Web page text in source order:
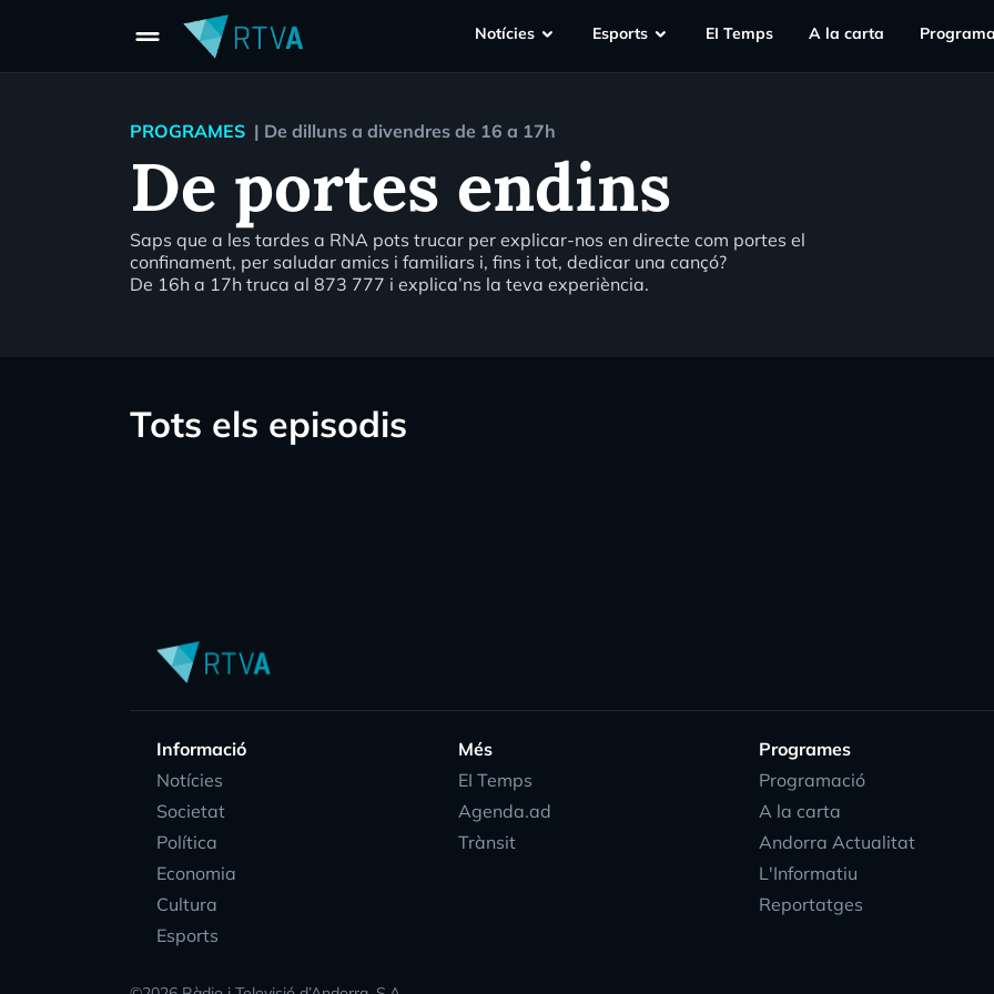
drag_handle Notícies Esports EI Temps A la carta
PROGRAMES | De dilluns a divendres de 16 a 17h
De portes endins
Saps que a les tardes a RNA pots trucar per explicar-nos en directe com portes el
confinament, per saludar amics i familiars i, fins i tot, dedicar una cançó?
De 16h a 17h truca al 873 777 i explica’ns la teva experiència.
Tots els episodis
Informació
Notícies
Societat
Política
Economia
Cultura
Esports
Més
EI Temps
Agenda.ad
Trànsit
Programes
Programació
A la carta
Andorra Actualitat
L'Informatiu
Reportatges